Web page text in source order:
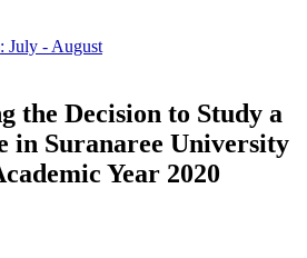
July - August
the Decision to Study a
in Suranaree University
Year 2020